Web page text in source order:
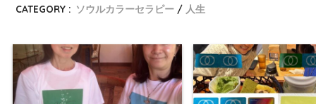
CATEGORY : ソウルカラーセラピー 人生